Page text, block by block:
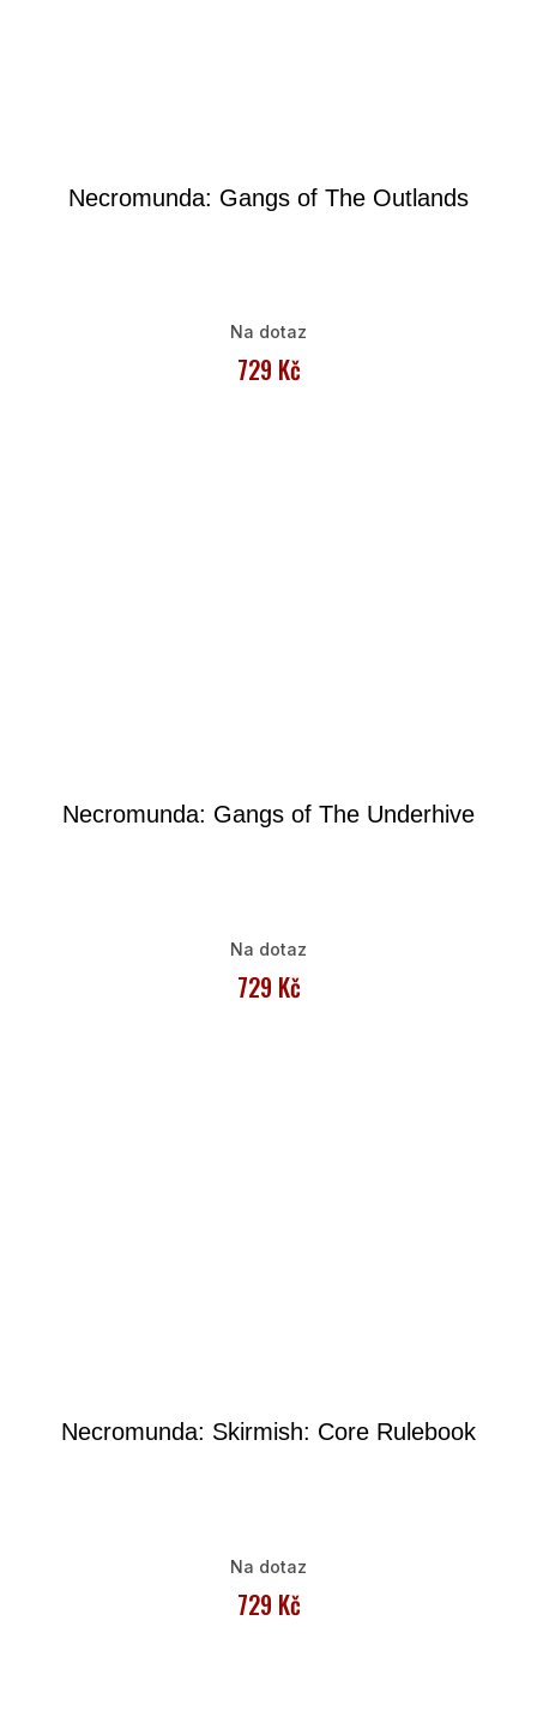
Necromunda: Gangs of The Outlands
Na dotaz
729 Kč
Necromunda: Gangs of The Underhive
Na dotaz
729 Kč
Necromunda: Skirmish: Core Rulebook
Na dotaz
729 Kč